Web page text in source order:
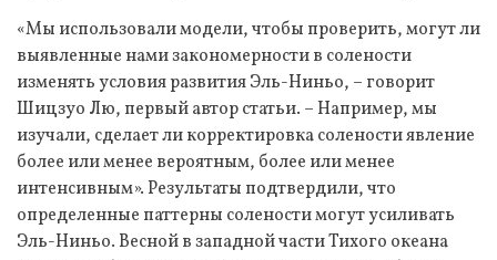
«Мы использовали модели, чтобы проверить, могут ли
выявленные нами закономерности в солености
изменять условия развития Эль-Ниньо, – говорит
Шицзуо Лю, первый автор статьи. – Например, мы
изучали, сделает ли корректировка солености явление
более или менее вероятным, более или менее
интенсивным». Результаты подтвердили, что
определенные паттерны солености могут усиливать
Эль-Ниньо. Весной в западной части Тихого океана